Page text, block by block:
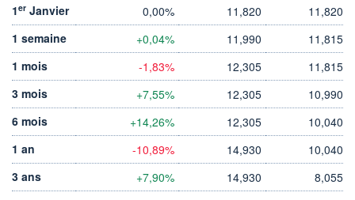
1er Janvier 0,00% 11,820
11,820
1 semaine
+0,04% 11,990
11,815
1 mois
-1,83% 12,305
11,815
3 mois
+7,55% 12,305
10,990
6 mois
+14,26% 12,305
10,040
1 an
-10,89% 14,930
10,040
3 ans
+7,90% 14,930
8,055